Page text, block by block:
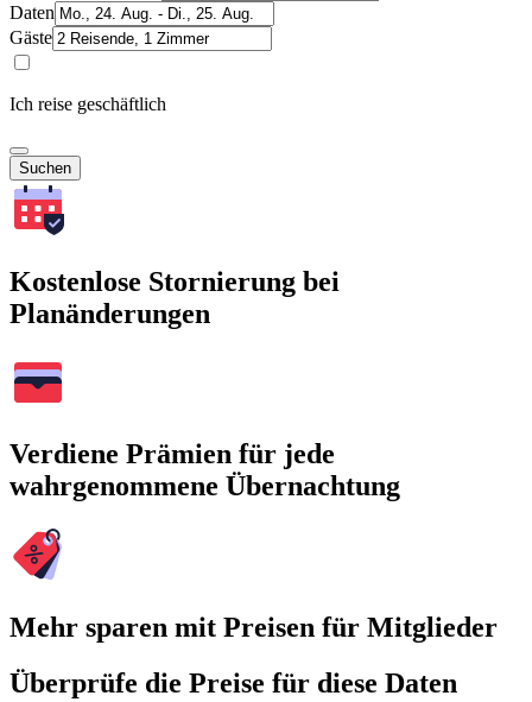
Daten
Gäste
Ich reise geschäftlich
Suchen
Kostenlose Stornierung bei
Planänderungen
Verdiene Prämien für jede
wahrgenommene Übernachtung
Mehr sparen mit Preisen für Mitglieder
Überprüfe die Preise für diese Daten